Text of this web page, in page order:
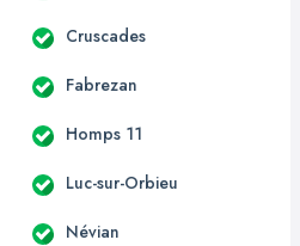
Cruscades
Fabrezan
Homps 11
Luc-sur-Orbieu
Névian